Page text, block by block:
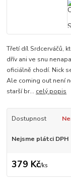
Třetí díl Srdcerváčů,
dřív ani ve snu
oficiálně chodí. Nick
Ale coming out není
starší br... celý popis
Dostupnost
Nejsme plátci DPH
379 Kč/ks